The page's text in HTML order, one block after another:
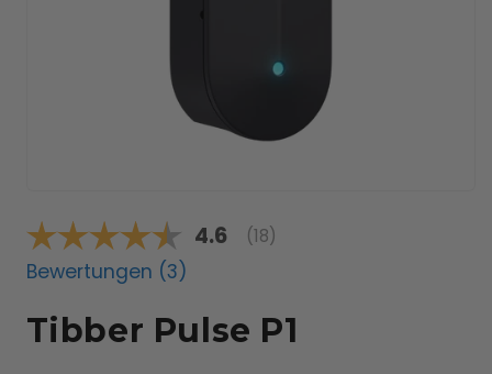
in
Modal
öffnen
Durchschnittliche
4.6 (abgegebene bewertungen:
18)
Bewertungen (3)
Tibber Pulse P1